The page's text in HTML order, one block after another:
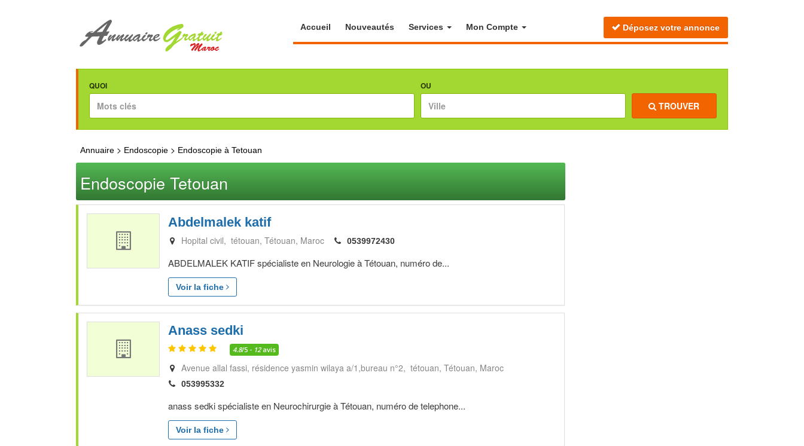
Accueil Nouveautés Services Mon Compte Déposez votre annonce
QUOI OU
TROUVER
Annuaire > Endoscopie > Endoscopie à Tetouan
Endoscopie Tetouan
Abdelmalek katif
Hopital civil, tétouan Tétouan Maroc 0539972430
ABDELMALEK KATIF spécialiste en Neurologie à Tétouan, numéro de...
Voir la fiche
Anass sedki
4.8/5 - 12avis
Avenue allal fassi, résidence yasmin wilaya a/1,bureau n°2, tétouan Tétouan Maroc
053995332
anass sedki spécialiste en Neurochirurgie à Tétouan, numéro de telephone...
Voir la fiche